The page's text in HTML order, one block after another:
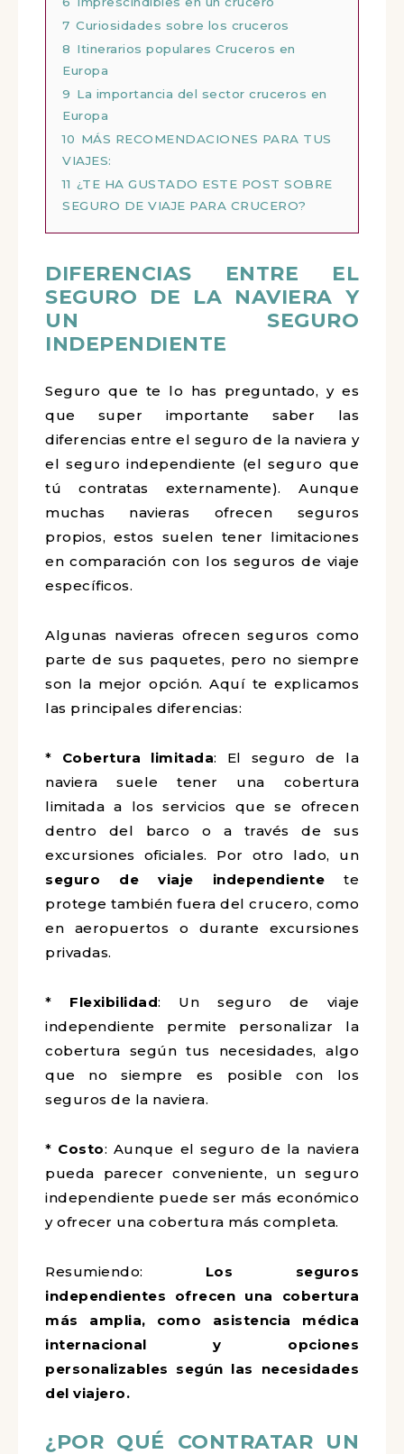
7 Curiosidades sobre los cruceros
8 Itinerarios populares Cruceros en
Europa
9 La importancia del sector cruceros en
Europa
10 MÁS RECOMENDACIONES PARA TUS
VIAJES:
11 ¿TE HA GUSTADO ESTE POST SOBRE
SEGURO DE VIAJE PARA CRUCERO?
DIFERENCIAS ENTRE EL
SEGURO DE LA NAVIERA Y
UN SEGURO
INDEPENDIENTE
Seguro que te lo has preguntado, y es
que super importante saber las
diferencias entre el seguro de la naviera y
el seguro independiente (el seguro que
tú contratas externamente). Aunque
muchas navieras ofrecen seguros
propios, estos suelen tener limitaciones
en comparación con los seguros de viaje
específicos.
Algunas navieras ofrecen seguros como
parte de sus paquetes, pero no siempre
son la mejor opción. Aquí te explicamos
las principales diferencias:
* Cobertura limitada: El seguro de la
naviera suele tener una cobertura
limitada a los servicios que se ofrecen
dentro del barco o a través de sus
excursiones oficiales. Por otro lado, un
seguro de viaje independiente te
protege también fuera del crucero, como
en aeropuertos o durante excursiones
privadas.
* Flexibilidad: Un seguro de viaje
independiente permite personalizar la
cobertura según tus necesidades, algo
que no siempre es posible con los
seguros de la naviera.
* Costo: Aunque el seguro de la naviera
pueda parecer conveniente, un seguro
independiente puede ser más económico
y ofrecer una cobertura más completa.
Resumiendo: Los seguros
independientes ofrecen una cobertura
más amplia, como asistencia médica
internacional y opciones
personalizables según las necesidades
del viajero.
¿POR QUÉ CONTRATAR UN